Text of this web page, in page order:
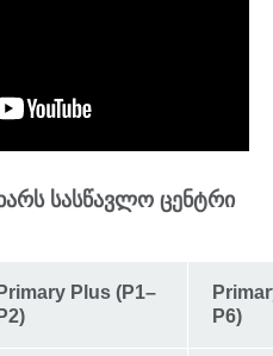
სასწავლო ცენტრი
Primary Plus (P1–
P2)
P6)